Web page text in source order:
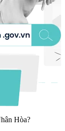
Hòa?